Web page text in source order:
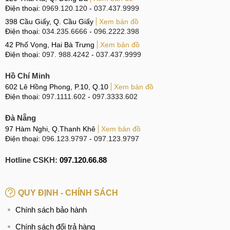
năng động với màu sắc rực rỡ lấy cảm hứng từ âm nhạc.
Cả hai đều được trang bị loa ngoài lớn ở mặt sau, tuy nhiên
ZTE Nubia V70 Design vẫn nổi bật hơn về thiết kế cũng
như khả năng cầm nắm.
ZTE Nubia A56 vs ZTE Nubia V70 Design
hình có phần kém hơn về thông số. Màn hình của V70
Design cũng được trang bị tần số quét 120Hz, mang lại trải
nghiệm mượt mà hơn so với 90Hz trên bản cũ.
Cùng sử dụng chip Unisoc T7200, ZTE Nubia A56 cung cấp
Design. Bên cạnh đó, tiến trình 12nm của T7200 cũng giúp
của các mẫu chip giá rẻ đời cũ hơn.
Điện thoại: 0969.120.120 - 037.437.9999
398 Cầu Giấy, Q. Cầu Giấy
Xem bản đồ
Điện thoại: 034.235.6666 - 096.2222.398
42 Phố Vọng, Hai Bà Trưng
Xem bản đồ
Điện thoại: 097. 988.4242 - 037.437.9999
Hồ Chí Minh
602 Lê Hồng Phong, P.10, Q.10
Xem bản đồ
Điện thoại: 097.1111.602 - 097.3333.602
Đà Nẵng
97 Hàm Nghi, Q.Thanh Khê
Xem bản đồ
Điện thoại: 096.123.9797 - 097.123.9797
Hotline CSKH: 097.120.66.88
QUY ĐỊNH - CHÍNH SÁCH
Chính sách bảo hành
Chính sách đổi trả hàng